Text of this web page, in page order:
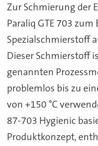
Zur Schmierung der
Paraliq GTE 703 zum
Spezialschmierstoff
Dieser Schmierstoff
genannten
problemlos bis zu
von +150 °C
87-703 Hygienic
Produktkonzept,